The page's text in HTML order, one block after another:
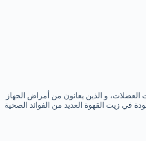
و الذين يعانون من أمراض الجهاز
في زيت القهوة العديد من الفوائد الصحية